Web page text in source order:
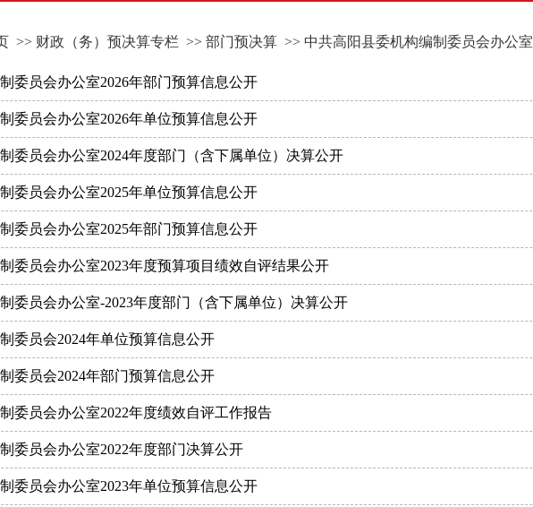
>> 财政（务）预决算专栏 >> 部门预决算 >> 中共高阳县委机构编制委员会办公室
委员会办公室2026年部门预算信息公开
委员会办公室2026年单位预算信息公开
委员会办公室2024年度部门（含下属单位）决算公开
委员会办公室2025年单位预算信息公开
委员会办公室2025年部门预算信息公开
委员会办公室2023年度预算项目绩效自评结果公开
委员会办公室-2023年度部门（含下属单位）决算公开
委员会2024年单位预算信息公开
委员会2024年部门预算信息公开
委员会办公室2022年度绩效自评工作报告
委员会办公室2022年度部门决算公开
委员会办公室2023年单位预算信息公开